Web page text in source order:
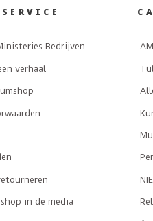
Bedrijven
verhaal
in de media